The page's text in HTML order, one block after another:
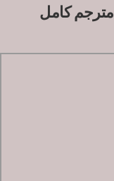
فيلم Suburban Secrets 2004 مترجم كامل